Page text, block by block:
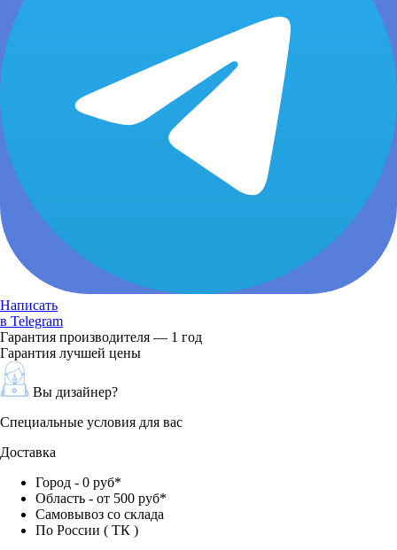
Написать
в Telegram
Гарантия производителя — 1 год
Гарантия лучшей цены
Вы дизайнер?
Специальные условия для вас
Доставка
Город - 0 руб*
Область - от 500 руб*
Самовывоз со склада
По России ( ТК )